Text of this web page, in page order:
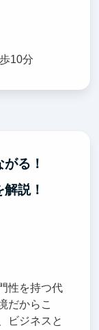
10分
る！
説！
性を持つ代
だからこ
ビジネスと